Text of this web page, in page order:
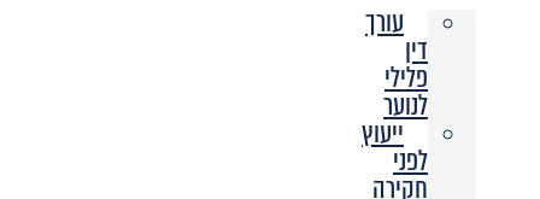
עורך
דין
פלילי
לנוער
ייעוץ
לפני
חקירה